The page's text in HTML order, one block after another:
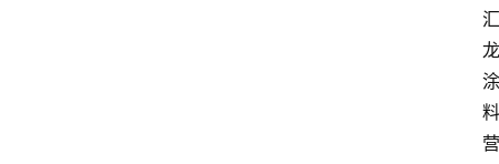
汇
龙
涂
料
营